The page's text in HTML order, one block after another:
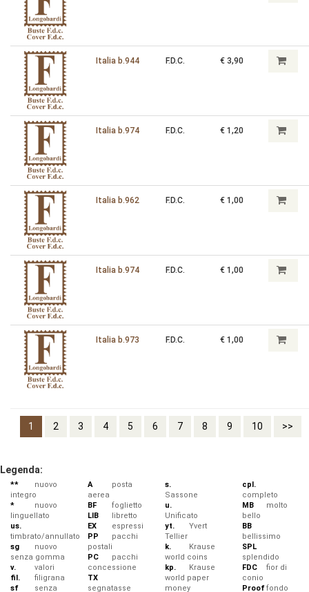
Italia b.944 F.D.C. € 3,90
Italia b.974 F.D.C. € 1,20
Italia b.962 F.D.C. € 1,00
Italia b.974 F.D.C. € 1,00
Italia b.973 F.D.C. € 1,00
1 2 3 4 5 6 7 8 9 10 >>
Legenda:
**
nuovo
integro
*
nuovo
linguellato
us.
timbrato/annullato
sg
nuovo
senza gomma
v.
valori
fil.
filigrana
sf
senza
A
posta
aerea
BF
foglietto
LIB
libretto
EX
espressi
PP
pacchi
postali
PC
pacchi
concessione
TX
segnatasse
s.
Sassone
u.
Unificato
yt.
Yvert
Tellier
k.
Krause
world coins
kp.
Krause
world paper
money
cpl.
completo
MB
molto
bello
BB
bellissimo
SPL
splendido
FDC
fior di
conio
Prooffondo